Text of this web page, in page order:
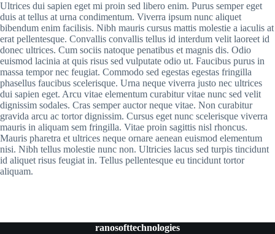
Ultrices dui sapien eget mi proin sed libero enim. Purus semper eget
duis at tellus at urna condimentum. Viverra ipsum nunc aliquet
bibendum enim facilisis. Nibh mauris cursus mattis molestie a iaculis at
erat pellentesque. Convallis convallis tellus id interdum velit laoreet id
donec ultrices. Cum sociis natoque penatibus et magnis dis. Odio
euismod lacinia at quis risus sed vulputate odio ut. Faucibus purus in
massa tempor nec feugiat. Commodo sed egestas egestas fringilla
phasellus faucibus scelerisque. Urna neque viverra justo nec ultrices
dui sapien eget. Arcu vitae elementum curabitur vitae nunc sed velit
dignissim sodales. Cras semper auctor neque vitae. Non curabitur
gravida arcu ac tortor dignissim. Cursus eget nunc scelerisque viverra
mauris in aliquam sem fringilla. Vitae proin sagittis nisl rhoncus.
Mauris pharetra et ultrices neque ornare aenean euismod elementum
nisi. Nibh tellus molestie nunc non. Ultricies lacus sed turpis tincidunt
id aliquet risus feugiat in. Tellus pellentesque eu tincidunt tortor
aliquam.
ranosofttechnologies